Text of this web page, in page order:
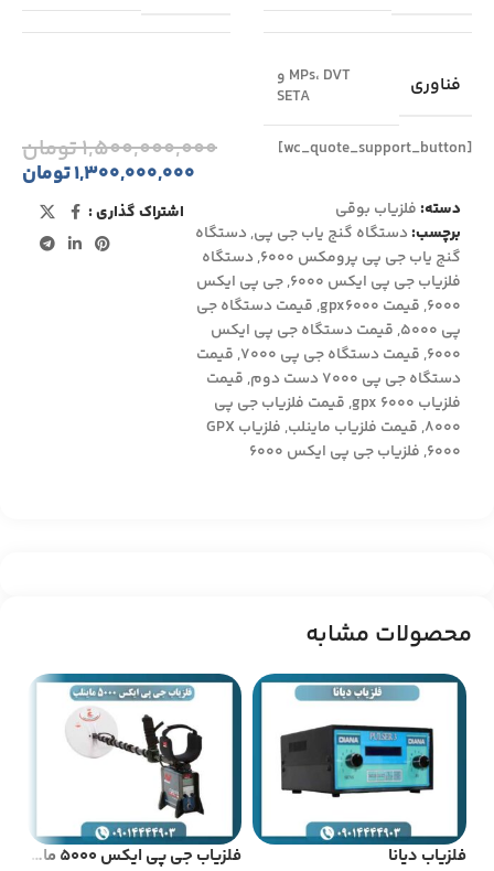
فناوری
MPs، DVT و
SETA
[wc_quote_support_button] ۱,۵۰۰,۰۰۰,۰۰۰تومان
۱,۳۰۰,۰۰۰,۰۰۰تومان
دسته:فلزیاب بوقی
برچسب:دستگاه گنج یاب جی پی,دستگاه
گنج یاب جی پی پرومکس 6000
,دستگاه
فلزیاب جی پی ایکس 6000
,جی پی ایکس
6000
,قیمت gpx6000 ,قیمت دستگاه جی
پی 5000
,قیمت دستگاه جی پی ایکس
۶۰۰۰,قیمت دستگاه جی پی ۷۰۰۰ ,قیمت
دستگاه جی پی ۷۰۰۰ دست دوم
,قیمت
فلزیاب gpx 6000
,قیمت فلزیاب جی پی
۸۰۰۰,قیمت فلزیاب ماینلب,
فلزیاب GPX
6000
,فلزیاب جی پی ایکس 6000
اشتراک گذاری :
محصولات مشابه
فلزیاب دیانا فلزیاب جی پی ایکس 5000 ماینلب